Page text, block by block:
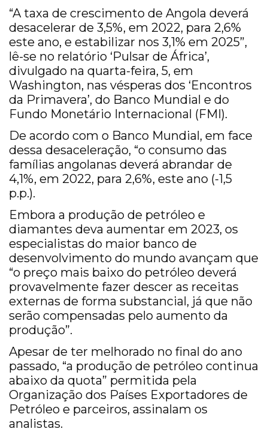
“A taxa de crescimento de Angola deverá
desacelerar de 3,5%, em 2022, para 2,6%
este ano, e estabilizar nos 3,1% em 2025”,
lê-se no relatório ‘Pulsar de África’,
divulgado na quarta-feira, 5, em
Washington, nas vésperas dos ‘Encontros
da Primavera’, do Banco Mundial e do
Fundo Monetário Internacional (FMI).
De acordo com o Banco Mundial, em face
dessa desaceleração, “o consumo das
famílias angolanas deverá abrandar de
4,1%, em 2022, para 2,6%, este ano (-1,5
p.p.).
Embora a produção de petróleo e
diamantes deva aumentar em 2023, os
especialistas do maior banco de
desenvolvimento do mundo avançam que
“o preço mais baixo do petróleo deverá
provavelmente fazer descer as receitas
externas de forma substancial, já que não
serão compensadas pelo aumento da
produção”.
Apesar de ter melhorado no final do ano
passado, “a produção de petróleo continua
abaixo da quota” permitida pela
Organização dos Países Exportadores de
Petróleo e parceiros, assinalam os
analistas.